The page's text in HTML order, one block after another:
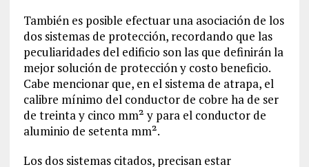
También es posible efectuar una asociación de los
dos sistemas de protección, recordando que las
peculiaridades del edificio son las que definirán la
mejor solución de protección y costo beneficio.
Cabe mencionar que, en el sistema de atrapa, el
calibre mínimo del conductor de cobre ha de ser
de treinta y cinco mm² y para el conductor de
aluminio de setenta mm².
Los dos sistemas citados, precisan estar